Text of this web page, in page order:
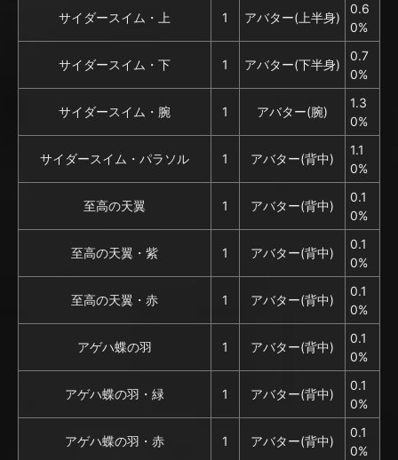
サイダースイム・上 1 アバター(上半身)
0.6
0%
サイダースイム・下 1 アバター(下半身)
0.7
0%
サイダースイム・腕 1 アバター(腕)
1.3
0%
サイダースイム・パラソル 1 アバター(背中)
1.1
0%
至高の天翼 1 アバター(背中)
0.1
0%
至高の天翼・紫 1 アバター(背中)
0.1
0%
至高の天翼・赤 1 アバター(背中)
0.1
0%
アゲハ蝶の羽 1 アバター(背中)
0.1
0%
アゲハ蝶の羽・緑 1 アバター(背中)
0.1
0%
アゲハ蝶の羽・赤 1 アバター(背中)
0.1
0%